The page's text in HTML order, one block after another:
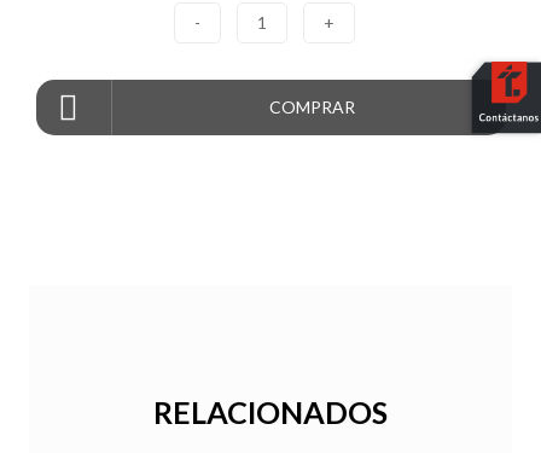
- 1 +
COMPRAR
RELACIONADOS